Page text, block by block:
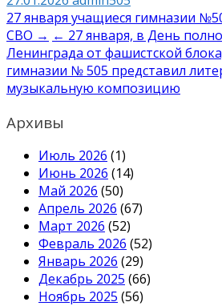
Навигация
по
записям
27 января учащиеся гимназии
СВО → ← 27 января, в День
Ленинграда от фашистской
гимназии № 505 представил
музыкальную композицию
Архивы
Июль 2026 (1)
Июнь 2026 (14)
Май 2026 (50)
Апрель 2026 (67)
Март 2026 (52)
Февраль 2026 (52)
Январь 2026 (29)
Декабрь 2025 (66)
Ноябрь 2025 (56)